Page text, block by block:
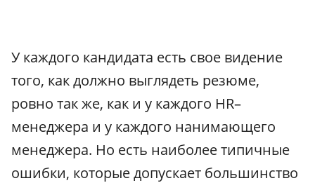
У каждого кандидата есть свое видение
того, как должно выглядеть резюме,
ровно так же, как и у каждого HR–
менеджера и у каждого нанимающего
менеджера. Но есть наиболее типичные
ошибки, которые допускает большинство